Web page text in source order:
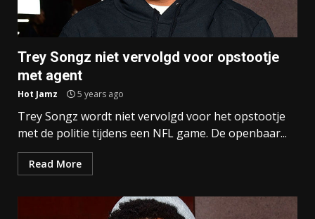
Trey Songz niet vervolgd voor opstootje
met agent
Hot Jamz 5 years ago
Trey Songz wordt niet vervolgd voor het opstootje
met de politie tijdens een NFL game. De openbaar...
Read More